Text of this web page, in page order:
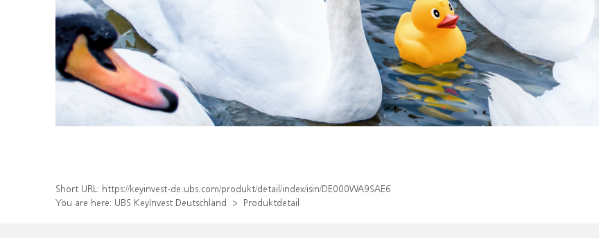
Short URL: https://keyinvest-de.ubs.com/produkt/detail/index/isin/DE000WA9SAE6
You are here: UBS KeyInvest Deutschland Produktdetail